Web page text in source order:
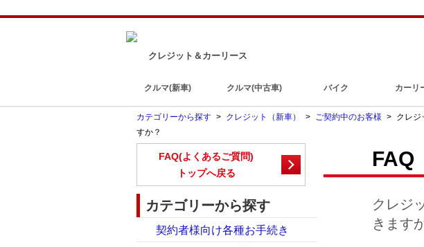
クレジット＆カーリース
クルマ(新車) クルマ(中古車) バイク カーリ
カテゴリーから探す > クレジット（新車） > ご契約中のお客様 > クレジ
すか？
FAQ(よくあるご質問)
トップへ戻る
カテゴリーから探す
契約者様向け各種お手続き
FAQ
クレジ
きます